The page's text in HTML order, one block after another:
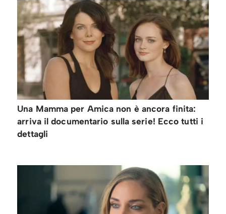
Una Mamma per Amica non è ancora finita:
arriva il documentario sulla serie! Ecco tutti i
dettagli